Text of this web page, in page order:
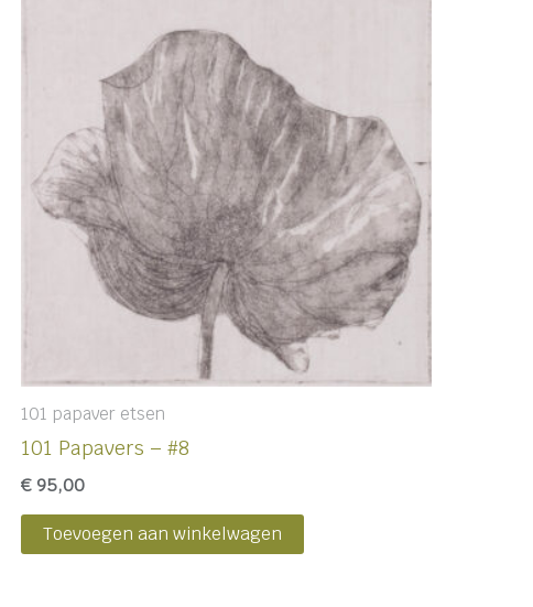
101 papaver etsen
101 Papavers – #8
€95,00
Toevoegen aan winkelwagen